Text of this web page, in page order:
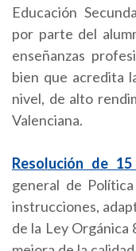
Educación
por parte del
enseñanzas
bien que acredita
nivel, de alto
Valenciana.
Resolución de
general de
instrucciones,
de la Ley Orgánica